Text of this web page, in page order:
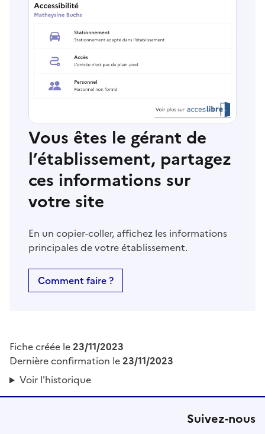
Vous êtes le gérant de
l’établissement, partagez
ces informations sur
votre site
En un copier-coller, affichez les informations
principales de votre établissement.
Comment faire ?
Fiche créée le23/11/2023
Dernière confirmation le23/11/2023
Voir l'historique
Suivez-nous